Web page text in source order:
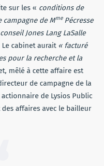
sur les « conditions de
campagne de Mme Pécresse
Jones Lang LaSalle
Le cabinet aurait « facturé
pour la recherche et la
mêlé à cette affaire est
de campagne de la
de Lysios Public
affaires avec le bailleur